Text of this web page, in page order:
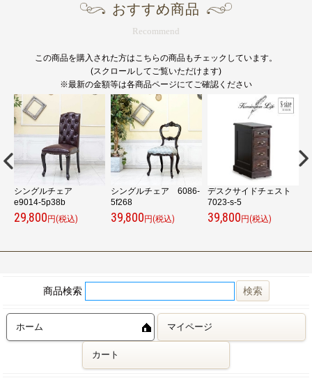
おすすめ商品
Recommend
この商品を購入された方はこちらの商品もチェックしています。
(スクロールしてご覧いただけます)
※最新の金額等は各商品ページにてご確認ください
シングルチェア
e9014-5p38b
29,800 円(税込)
シングルチェア 6086-
5f268
39,800 円(税込)
デスクサイドチェスト
7023-s-5
39,800 円(税込)
商品検索
ホーム マイページ
カート